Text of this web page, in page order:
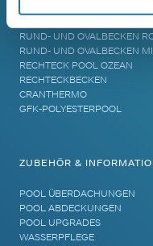
RUND- UND OVALBECKEN
RUND- UND OVALBECKEN
RECHTECK POOL OZEAN
RECHTECKBECKEN
CRANTHERMO
GFK-POLYESTERPOOL
ZUBEHÖR &
POOL ÜBERDACHUNGEN
POOL ABDECKUNGEN
POOL UPGRADES
WASSERPFLEGE